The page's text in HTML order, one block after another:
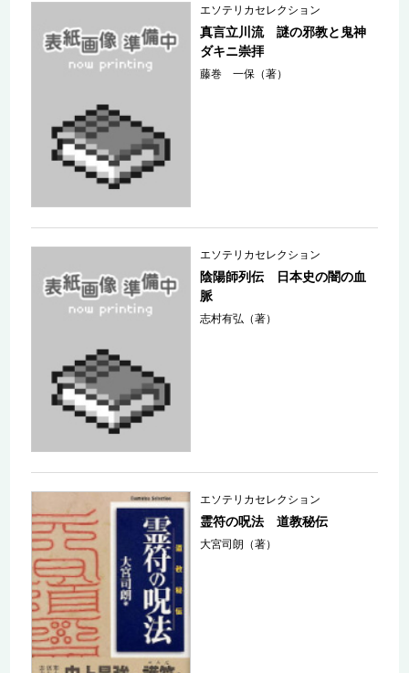
エソテリカセレクション
真言立川流 謎の邪教と鬼神
ダキニ崇拝
藤巻 一保（著）
エソテリカセレクション
陰陽師列伝 日本史の闇の血
脈
志村有弘（著）
エソテリカセレクション
霊符の呪法 道教秘伝
大宮司朗（著）